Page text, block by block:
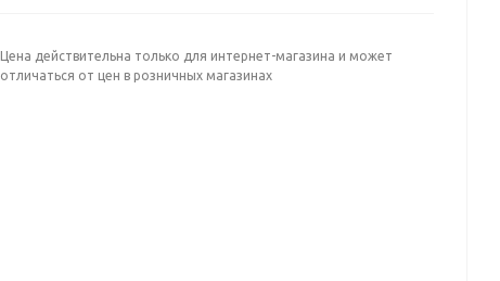
Цена действительна только для интернет-магазина и может
отличаться от цен в розничных магазинах